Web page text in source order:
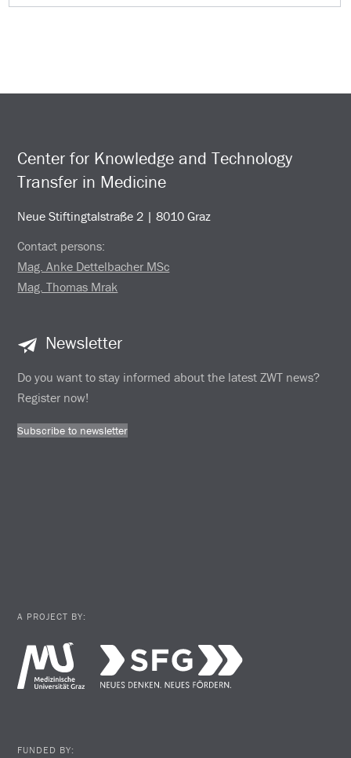
Center for Knowledge and Technology
Transfer in Medicine
Neue Stiftingtalstraße 2 | 8010 Graz
Contact persons:
Mag. Anke Dettelbacher MSc
Mag. Thomas Mrak
Newsletter
Do you want to stay informed about the latest ZWT news?
Register now!
Subscribe to newsletter
A PROJECT BY:
FUNDED BY: